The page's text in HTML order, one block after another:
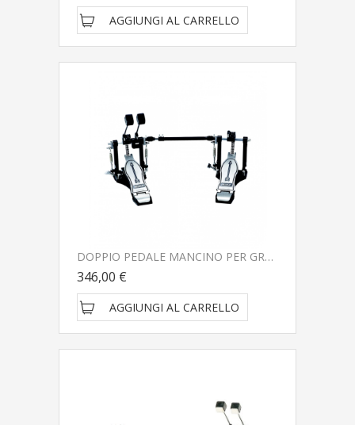
AGGIUNGI AL CARRELLO
DOPPIO PEDALE MANCINO PER GRANCASSA PEACE P-850DCL
346,00 €
AGGIUNGI AL CARRELLO